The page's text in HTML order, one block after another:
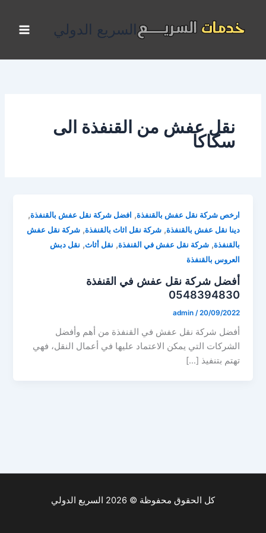
المحتوى
السريع الدولي
نقل عفش من القنفذة الى
سكاكا
ارخص شركة نقل عفش بالقنفذة, افضل شركة نقل عفش بالقنفذة,
دينا نقل عفش بالقنفذة,شركة نقل اثاث بالقنفذة,شركة نقل عفش
بالقنفذة,شركة نقل عفش في القنفذة, نقل أثاث, نقل دبش
العروس بالقنفذة
أفضل شركة نقل عفش في القنفذة
0548394830
admin /20/09/2022
أفضل شركة نقل عفش في القنفذة من أهم وأفضل
الشركات التي يمكن الاعتماد عليها في أعمال النقل، فهي
تهتم بتنفيذ […]
كل الحقوق محفوظة © 2026 السريع الدولي